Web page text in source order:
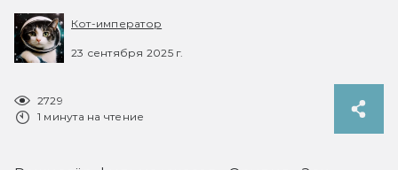
Кот-император
23 сентября 2025 г.
2729
1 минута на чтение